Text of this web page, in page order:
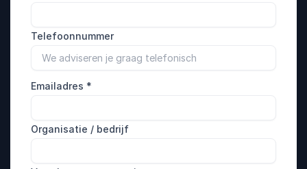
Telefoonnummer
Emailadres *
Organisatie / bedrijf